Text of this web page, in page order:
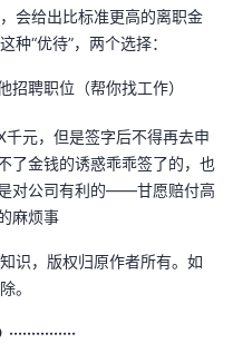
会给出比标准更高的离职金
“优待”，两个选择：
招聘职位（帮你找工作）
元，但是签字后不得再去申
了金钱的诱惑乖乖签了的，也
对公司有利的——甘愿赔付高
麻烦事
识，版权归原作者所有。如
。